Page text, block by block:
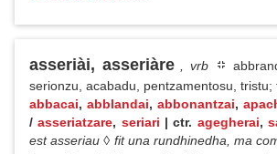
asseriài, asseriàre , vrb
serionzu, acabadu, pentzamentosu,
abbacai, abblandai, abbonantzai,
/ asseriatzare, seriari | ctr. agegherai,
est asseriau ◊ fit una rundhinedha, ma